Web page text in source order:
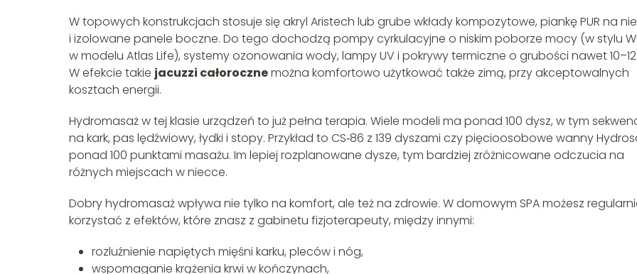
W topowych konstrukcjach stosuje się akryl Aristech lub grube wkłady kompozytowe, piankę PUR na
i izolowane panele boczne. Do tego dochodzą pompy cyrkulacyjne o niskim poborze mocy (w stylu
w modelu Atlas Life), systemy ozonowania wody, lampy UV i pokrywy termiczne o grubości nawet
W efekcie takie jacuzzi całorocznemożna komfortowo użytkować także zimą, przy akceptowalnych
kosztach energii.
Hydromasaż w tej klasie urządzeń to już pełna terapia. Wiele modeli ma ponad 100 dysz, w tym
na kark, pas lędźwiowy, łydki i stopy. Przykład to CS‑86 z 139 dyszami czy pięcioosobowe wanny
ponad 100 punktami masażu. Im lepiej rozplanowane dysze, tym bardziej zróżnicowane odczucia na
różnych miejscach w niecce.
Dobry hydromasaż wpływa nie tylko na komfort, ale też na zdrowie. W domowym SPA możesz
korzystać z efektów, które znasz z gabinetu fizjoterapeuty, między innymi:
rozluźnienie napiętych mięśni karku, pleców i nóg,
wspomaganie krążenia krwi w kończynach,